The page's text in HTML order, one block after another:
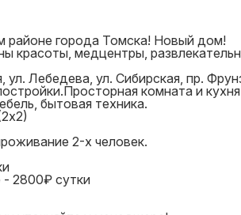
районе города Томска! Новый дом!
красоты, медцентры,
Лебедева, ул. Сибирская, пр.
комната и
бытовая техника.
2-х человек.
2800₽ сутки